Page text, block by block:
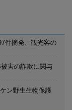
件摘発、観光客の
害の詐欺に関与
ン野生生物保護